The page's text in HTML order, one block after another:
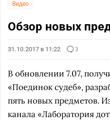
Видео
Обзор новых
31.10.2017 в 11:22 3
В обновлении 7.07,
«Поединок судеб»,
пять новых предметов.
канала «Лаборатория